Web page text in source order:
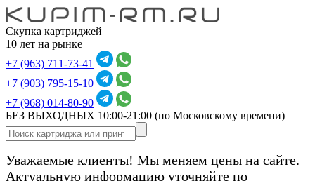
Скупка картриджей
10 лет на рынке
+7 (963) 711-73-41
+7 (903) 795-15-10
+7 (968) 014-80-90
БЕЗ ВЫХОДНЫХ 10:00-21:00 (по Московскому времени)
Уважаемые клиенты! Мы меняем цены на сайте.
Актуальную информацию уточняйте по